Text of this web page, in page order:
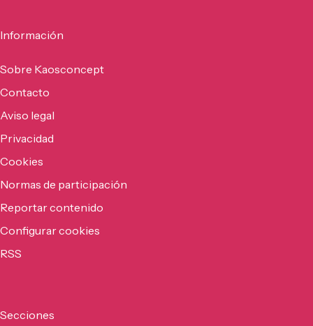
Información
Sobre Kaosconcept
Contacto
Aviso legal
Privacidad
Cookies
Normas de participación
Reportar contenido
Configurar cookies
RSS
Secciones